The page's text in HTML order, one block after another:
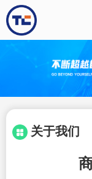
关于我们